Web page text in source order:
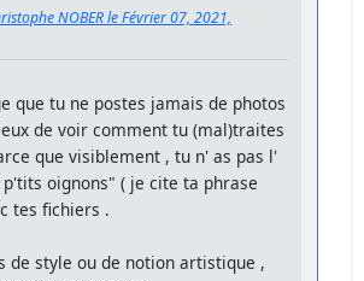
NOBER le Février 07, 2021,
que tu ne postes jamais de photos
de voir comment tu (mal)traites
que visiblement , tu n' as pas l'
oignons" ( je cite ta phrase
tes fichiers .
de style ou de notion artistique ,